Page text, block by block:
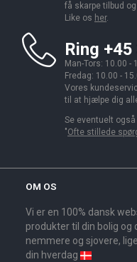
få skarpe tilbud
Like os her.
Ring
Man-Tors: 10.00 -
Fredag: 10.00 -
Vores
til at hjælpe dig
Se eventuelt også
"Ofte stillede
OM OS
Vi er en 100% dansk
produkter til din bolig og
nemmere og sjovere,
din hverdag